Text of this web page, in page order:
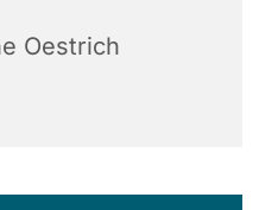
Oestrich